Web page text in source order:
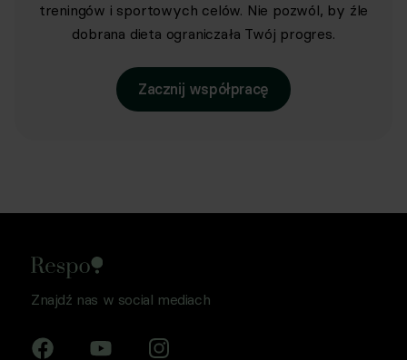
treningów i sportowych celów. Nie pozwól, by źle
dobrana dieta ograniczała Twój progres.
Zacznij współpracę
Znajdź nas w social mediach